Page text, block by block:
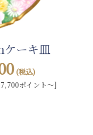
ーキ皿
(税込)
ポイント～]